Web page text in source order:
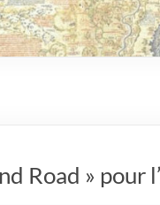
Road » pour